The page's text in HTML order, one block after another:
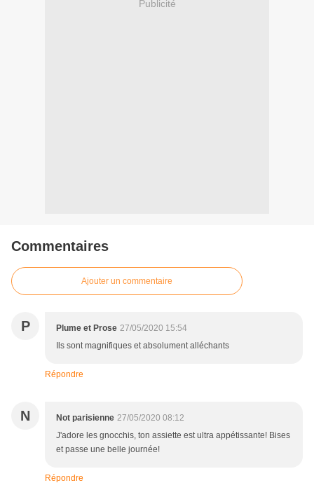
Publicité
Commentaires
Ajouter un commentaire
P Plume et Prose 27/05/2020 15:54
Ils sont magnifiques et absolument alléchants
Répondre
N Not parisienne 27/05/2020 08:12
J'adore les gnocchis, ton assiette est ultra appétissante! Bises
et passe une belle journée!
Répondre